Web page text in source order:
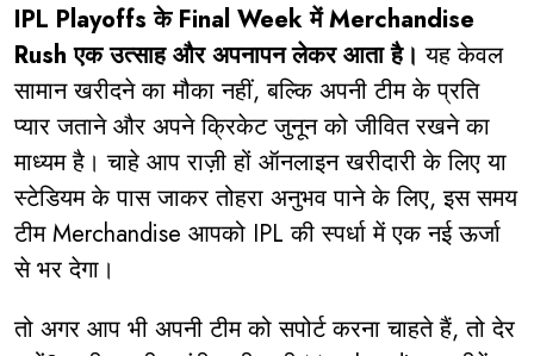
IPL Playoffs के Final Week में Merchandise
Rush एक उत्साह और अपनापन लेकर आता है। यह केवल
सामान खरीदने का मौका नहीं, बल्कि अपनी टीम के प्रति
प्यार जताने और अपने क्रिकेट जुनून को जीवित रखने का
माध्यम है। चाहे आप राज़ी हों ऑनलाइन खरीदारी के लिए या
स्टेडियम के पास जाकर तोहरा अनुभव पाने के लिए, इस समय
टीम Merchandise आपको IPL की स्पर्धा में एक नई ऊर्जा
से भर देगा।
तो अगर आप भी अपनी टीम को सपोर्ट करना चाहते हैं, तो देर